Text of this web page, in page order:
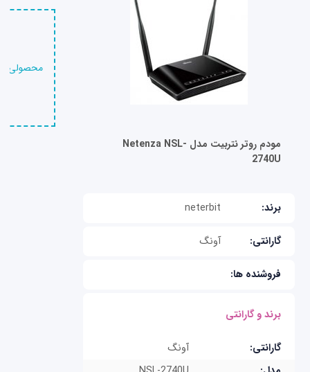
مودم روتر نتربیت مدل Netenza NSL-
2740U
برند: neterbit
گارانتی: آونگ
فروشنده ها:
برند و گارانتی
گارانتی:
آونگ
محصولی